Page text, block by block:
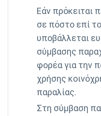
Εάν πρόκειται
σε πόστο επί
υποβάλλεται
σύμβασης
φορέα για την
χρήσης
παραλίας.
Στη σύμβαση